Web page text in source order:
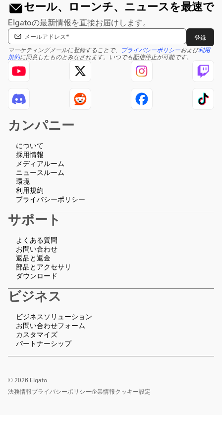
セール、ローンチ、ニュースを最速で
Elgatoの最新情報を直接お届けします。
Enter email Address
登録
マーケティングメールに登録することで、
プライバシーポリシーおよび利用
規約に同意したものとみなされます。いつでも配信停止が可能です。
カンパニー
について
採用情報
メディアルーム
ニュースルーム
環境
利用規約
プライバシーポリシー
サポート
よくある質問
お問い合わせ
返品と返金
部品とアクセサリ
ダウンロード
ビジネス
ビジネスソリューション
お問い合わせフォーム
カスタマイズ
パートナーシップ
©2026 Elgato
法務情報プライバシーポリシー企業情報クッキー設定